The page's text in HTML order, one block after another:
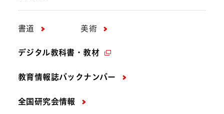
書道 美術
デジタル教科書・教材
教育情報誌バックナンバー
全国研究会情報